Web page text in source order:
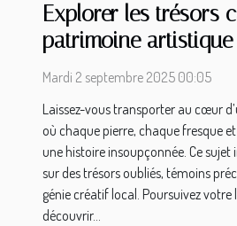
Explorer les trésors
patrimoine
historique local
Mardi 2 septembre 2025 00:05
Laissez-vous transporter au cœur
où chaque pierre, chaque fresque
une histoire insoupçonnée. Ce sujet
sur des trésors oubliés, témoins
génie créatif local. Poursuivez
découvrir...